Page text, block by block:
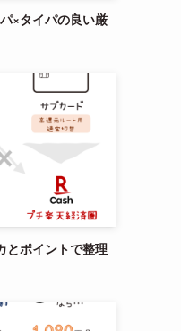
×タイパの良い厳
とポイントで整理